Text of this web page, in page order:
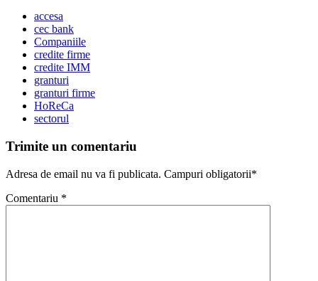
accesa
cec bank
Companiile
credite firme
credite IMM
granturi
granturi firme
HoReCa
sectorul
Trimite un comentariu
Adresa de email nu va fi publicata. Campuri obligatorii*
Comentariu *